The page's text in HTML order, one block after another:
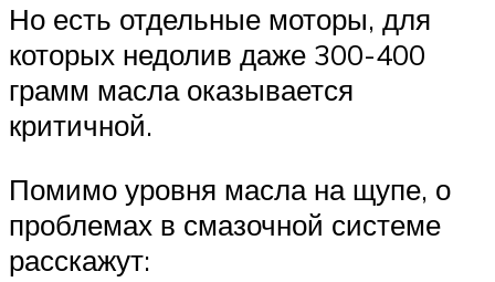
Но есть отдельные моторы, для
которых недолив даже 300-400
грамм масла оказывается
критичной.
Помимо уровня масла на щупе, о
проблемах в смазочной системе
расскажут: